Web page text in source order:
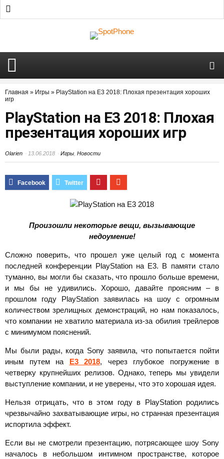
Главная » Игры » PlayStation на E3 2018: Плохая презентация хороших
игр
PlayStation на E3 2018: Плохая
презентация хороших игр
Olarien 13.06.2018 Игры Новости
Произошли некоторые вещи, вызывающие
недоумение!
Сложно поверить, что прошел уже целый год с момента
последней конференции PlayStation на E3. В памяти стало
туманно, вы могли бы сказать, что прошло больше времени,
и мы бы не удивились. Хорошо, давайте проясним – в
прошлом году PlayStation заявилась на шоу с огромным
количеством зрелищных демонстраций, но нам показалось,
что компании не хватило материала из-за обилия трейлеров
с минимумом пояснений.
Мы были рады, когда Sony заявила, что попытается пойти
иным путем на E3 2018, через глубокое погружение в
четверку крупнейших релизов. Однако, теперь мы увидели
выступление компании, и не уверены, что это хорошая идея.
Нельзя отрицать, что в этом году в PlayStation родились
чрезвычайно захватывающие игры, но странная презентация
испортила эффект.
Если вы не смотрели презентацию, потрясающее шоу Sony
началось в небольшом интимном пространстве, которое